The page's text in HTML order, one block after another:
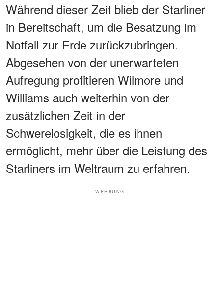
Während dieser Zeit blieb der Starliner
in Bereitschaft, um die Besatzung im
Notfall zur Erde zurückzubringen.
Abgesehen von der unerwarteten
Aufregung profitieren Wilmore und
Williams auch weiterhin von der
zusätzlichen Zeit in der
Schwerelosigkeit, die es ihnen
ermöglicht, mehr über die Leistung des
Starliners im Weltraum zu erfahren.
WERBUNG